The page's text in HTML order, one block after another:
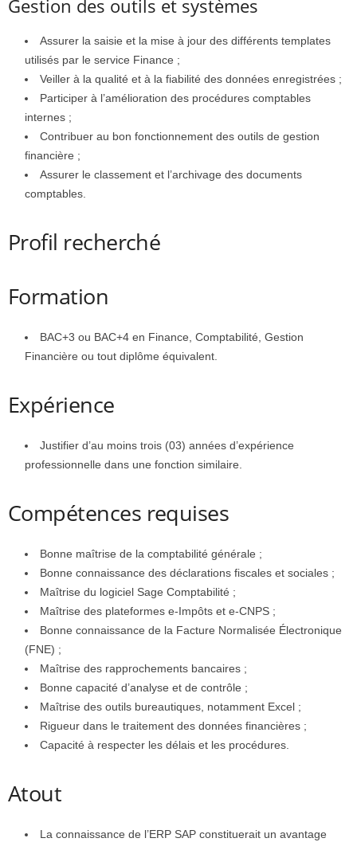
Gestion des outils et systèmes
Assurer la saisie et la mise à jour des différents templates
utilisés par le service Finance ;
Veiller à la qualité et à la fiabilité des données enregistrées ;
Participer à l’amélioration des procédures comptables
internes ;
Contribuer au bon fonctionnement des outils de gestion
financière ;
Assurer le classement et l’archivage des documents
comptables.
Profil recherché
Formation
BAC+3 ou BAC+4 en Finance, Comptabilité, Gestion
Financière ou tout diplôme équivalent.
Expérience
Justifier d’au moins trois (03) années d’expérience
professionnelle dans une fonction similaire.
Compétences requises
Bonne maîtrise de la comptabilité générale ;
Bonne connaissance des déclarations fiscales et sociales ;
Maîtrise du logiciel Sage Comptabilité ;
Maîtrise des plateformes e-Impôts et e-CNPS ;
Bonne connaissance de la Facture Normalisée Électronique
(FNE) ;
Maîtrise des rapprochements bancaires ;
Bonne capacité d’analyse et de contrôle ;
Maîtrise des outils bureautiques, notamment Excel ;
Rigueur dans le traitement des données financières ;
Capacité à respecter les délais et les procédures.
Atout
La connaissance de l’ERP SAP constituerait un avantage